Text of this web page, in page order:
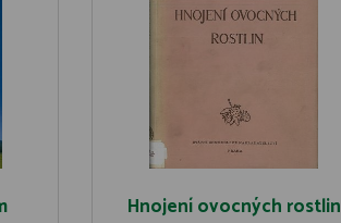
Hnojení ovocných rostlin